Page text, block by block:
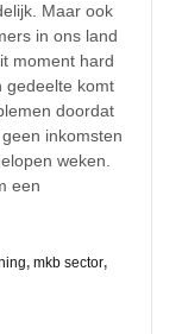
Maar ook
in ons land
moment hard
gedeelte komt
doordat
inkomsten
weken.
een
, mkb sector,